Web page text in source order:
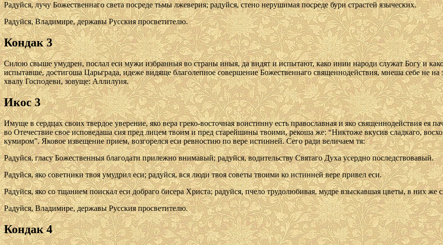
Радуйся, лучу Божественнаго света посреде тьмы лжеверия; радуйся, стено нерушимая посреде бури страстей языческих.
Радуйся, Владимире, державы Русския прocветитeлю.
Кондак 3
Силою свыше умудрен, послал еси мужи избранныя во страны иныя, да видят и испытают, како инии народи служат Богу и
испытавше, достигоша Царьграда, идеже видяще благолепное совершение Божественнаго священнодействия, мнеша себе не
хвалу Господеви, зовуще: Аллилуия.
Икос 3
Имуще в сердцах своих твердое уверение, яко вера греко-восточная воистинну есть православная и яко священнодействия ея
во Отечествие свое исповедаша сия пред лицем твоим и пред старейшины твоими, рекоша же: “Никтоже вкусив сладкаго,
кумиром”. Яковое извещение прием, возгорелся еси ревностию по вере истинней. Сего ради величаем тя:
Радуйся, гласу Божественныя благодати прилежно внимавый; радуйся, водительству Святаго Духа ycеpдно последствовавый.
Радуйся, яко советники твоя умудрил еси; радуйся, вся люди твоя советы твоими ко истинней вере привел еси.
Радуйся, яко со тщанием поискал еси добраго бисера Христа; радуйся, пчело трудолюбивая, мудре взыскавшая цветы, в них же
Радуйся, Владимире, державы Русския просветителю.
Кондак 4